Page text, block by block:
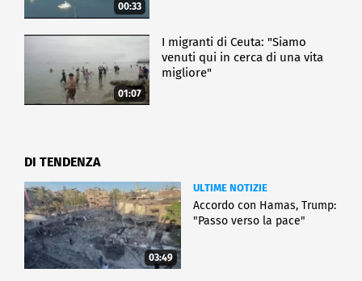
00:33
01:07
I migranti di Ceuta: "Siamo
venuti qui in cerca di una vita
migliore"
DI TENDENZA
03:49
ULTIME NOTIZIE
Accordo con Hamas, Trump:
"Passo verso la pace"